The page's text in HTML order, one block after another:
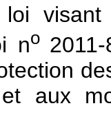
no
et aux